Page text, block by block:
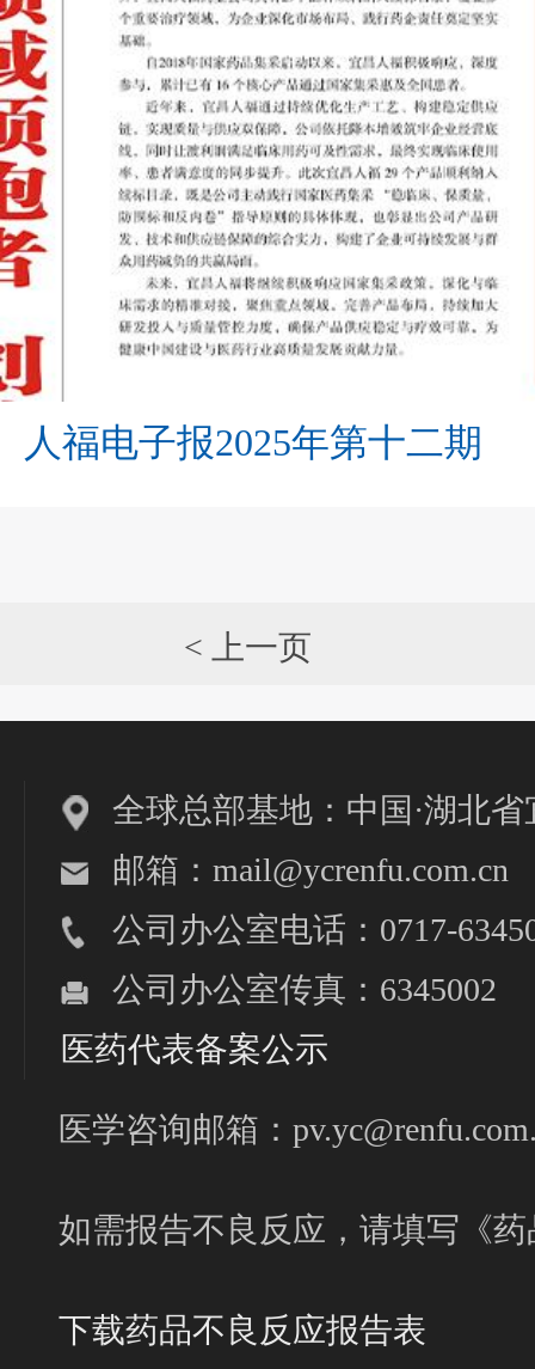
人福电子报2025年第十二期
< 上一页
全球总部基地：中国·湖北
邮箱：mail@ycrenfu.com.cn
公司办公室电话：0717-
公司办公室传真：6345002
医药代表备案公示
医学咨询邮箱：
如需报告不良反应，请填写《
下载药品不良反应报告表